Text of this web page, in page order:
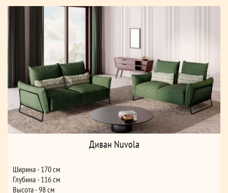
Диван Nuvola
Ширина - 170 см
Глубина - 116 см
Высота - 98 см